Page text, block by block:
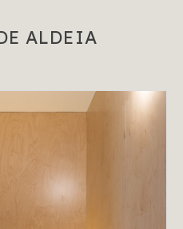
ALDEIA